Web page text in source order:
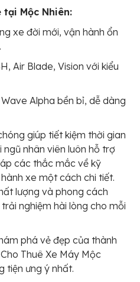
Mộc Nhiên:
xe đời mới, vận hành ổn
Air Blade, Vision với kiểu
Wave Alpha bền bỉ, dễ dàng
giúp tiết kiệm thời gian
nhân viên luôn hỗ trợ
các thắc mắc về kỹ
xe một cách chi tiết.
lượng và phong cách
nghiệm hài lòng cho mỗi
phá vẻ đẹp của thành
Thuê Xe Máy Mộc
tiện ưng ý nhất.